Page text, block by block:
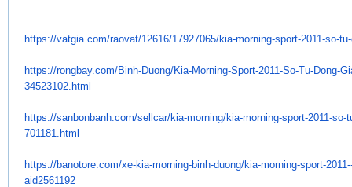
https://vatgia.com/raovat/12616/17927065/kia-morning-sport-2011-so-
https://rongbay.com/Binh-Duong/Kia-Morning-Sport-2011-So-Tu-Dong-
34523102.html
https://sanbonbanh.com/sellcar/kia-morning/kia-morning-sport-2011-so-
701181.html
https://banotore.com/xe-kia-morning-binh-duong/kia-morning-sport-
aid2561192